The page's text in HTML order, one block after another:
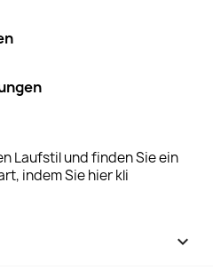
Laufstil und finden Sie ein
indem Sie hier kli
